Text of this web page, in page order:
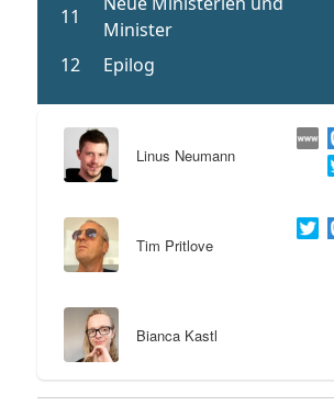
Linus Neumann
Tim Pritlove
Bianca Kastl